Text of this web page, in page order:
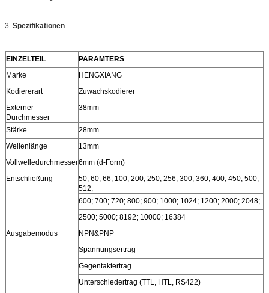
3. Spezifikationen
EINZELTEIL
PARAMTERS
Marke
HENGXIANG
Kodiererart
Zuwachskodierer
Externer
Durchmesser
38mm
Stärke
28mm
Wellenlänge
13mm
Vollwelledurchmesser6mm (d-Form)
Entschließung
50; 60; 66; 100; 200; 250; 256; 300; 360; 400; 450; 500;
512;
600; 700; 720; 800; 900; 1000; 1024; 1200; 2000; 2048;
2500; 5000; 8192; 10000; 16384
Ausgabemodus
NPN&PNP
Spannungsertrag
Gegentaktertrag
Unterschiedertrag (TTL, HTL, RS422)